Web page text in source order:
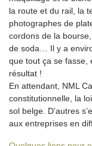
la route et du rail, la
photographes de
cordons de la
de soda… Il y a
que tout ça se fasse,
résultat !
En attendant, NML
constitutionnelle, la
sol belge. D’autres
aux entreprises en